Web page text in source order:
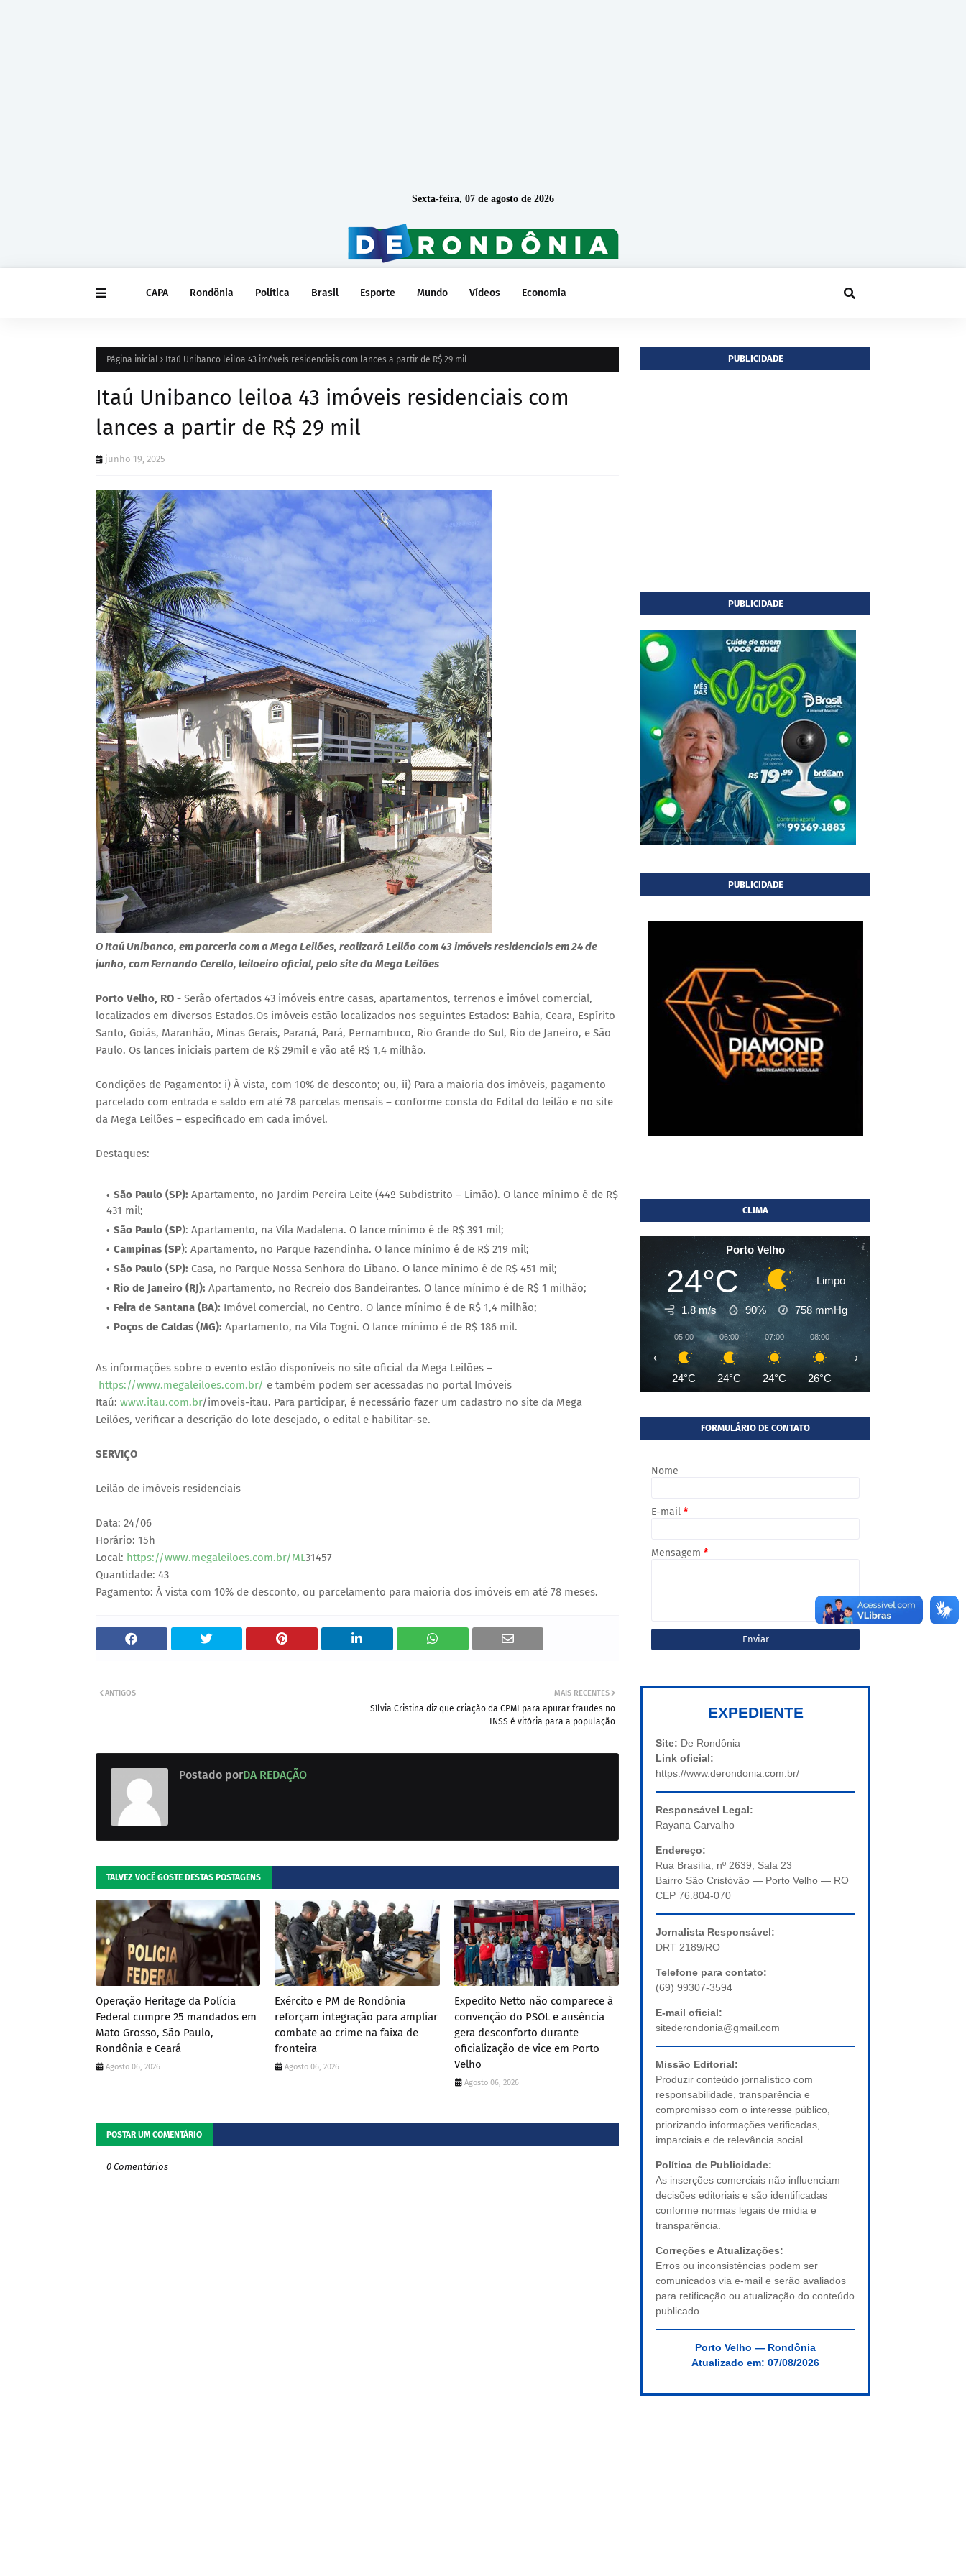
Sexta-feira, 07 de agosto de 2026
CAPA Rondônia Política Brasil Esporte Mundo Vídeos Economia
Página inicial Itaú Unibanco leiloa 43 imóveis residenciais com lances a partir de R$ 29 mil
Itaú Unibanco leiloa 43 imóveis residenciais com
lances a partir de R$ 29 mil
junho 19, 2025
O Itaú Unibanco, em parceria com a Mega Leilões, realizará Leilão com 43 imóveis residenciais em 24 de
junho, com Fernando Cerello, leiloeiro oficial, pelo site da Mega Leilões
Porto Velho, RO - Serão ofertados 43 imóveis entre casas, apartamentos, terrenos e imóvel comercial,
localizados em diversos Estados.Os imóveis estão localizados nos seguintes Estados: Bahia, Ceara, Espírito
Santo, Goiás, Maranhão, Minas Gerais, Paraná, Pará, Pernambuco, Rio Grande do Sul, Rio de Janeiro, e São
Paulo. Os lances iniciais partem de R$ 29mil e vão até R$ 1,4 milhão.
Condições de Pagamento: i) À vista, com 10% de desconto; ou, ii) Para a maioria dos imóveis, pagamento
parcelado com entrada e saldo em até 78 parcelas mensais – conforme consta do Edital do leilão e no site
da Mega Leilões – especificado em cada imóvel.
Destaques:
São Paulo (SP): Apartamento, no Jardim Pereira Leite (44º Subdistrito – Limão). O lance mínimo é de R$
431 mil;
São Paulo (SP): Apartamento, na Vila Madalena. O lance mínimo é de R$ 391 mil;
Campinas (SP): Apartamento, no Parque Fazendinha. O lance mínimo é de R$ 219 mil;
São Paulo (SP): Casa, no Parque Nossa Senhora do Líbano. O lance mínimo é de R$ 451 mil;
Rio de Janeiro (RJ): Apartamento, no Recreio dos Bandeirantes. O lance mínimo é de R$ 1 milhão;
Feira de Santana (BA): Imóvel comercial, no Centro. O lance mínimo é de R$ 1,4 milhão;
Poços de Caldas (MG): Apartamento, na Vila Togni. O lance mínimo é de R$ 186 mil.
As informações sobre o evento estão disponíveis no site oficial da Mega Leilões –
https://www.megaleiloes.com.br/ e também podem ser acessadas no portal Imóveis
Itaú: www.itau.com.br/imoveis-itau. Para participar, é necessário fazer um cadastro no site da Mega
Leilões, verificar a descrição do lote desejado, o edital e habilitar-se.
SERVIÇO
Leilão de imóveis residenciais
Data: 24/06
Horário: 15h
Local: https://www.megaleiloes.com.br/ML31457
Quantidade: 43
Pagamento: À vista com 10% de desconto, ou parcelamento para maioria dos imóveis em até 78 meses.
MAIS RECENTES
Sílvia Cristina diz que criação da CPMI para apurar fraudes no
INSS é vitória para a população
ANTIGOS
Postado porDA REDAÇÃO
TALVEZ VOCÊ GOSTE DESTAS POSTAGENS
Operação Heritage da Polícia
Federal cumpre 25 mandados em
Mato Grosso, São Paulo,
Rondônia e Ceará
Agosto 06, 2026
Exército e PM de Rondônia
reforçam integração para ampliar
combate ao crime na faixa de
fronteira
Agosto 06, 2026
Expedito Netto não comparece à
convenção do PSOL e ausência
gera desconforto durante
oficialização de vice em Porto
Velho
Agosto 06, 2026
POSTAR UM COMENTÁRIO
0 Comentários
PUBLICIDADE
PUBLICIDADE
PUBLICIDADE
CLIMA
Porto Velho
24°C Limpo
1.8 m/s 90% 758 mmHg
05:00
24°C
06:00
24°C
07:00
24°C
08:00
26°C
‹ ›
FORMULÁRIO DE CONTATO
Nome
E-mail *
Mensagem *
EXPEDIENTE
Site: De Rondônia
Link oficial:
https://www.derondonia.com.br/
Responsável Legal:
Rayana Carvalho
Endereço:
Rua Brasília, nº 2639, Sala 23
Bairro São Cristóvão — Porto Velho — RO
CEP 76.804-070
Jornalista Responsável:
DRT 2189/RO
Telefone para contato:
(69) 99307-3594
E-mail oficial:
sitederondonia@gmail.com
Missão Editorial:
Produzir conteúdo jornalístico com
responsabilidade, transparência e
compromisso com o interesse público,
priorizando informações verificadas,
imparciais e de relevância social.
Política de Publicidade:
As inserções comerciais não influenciam
decisões editoriais e são identificadas
conforme normas legais de mídia e
transparência.
Correções e Atualizações:
Erros ou inconsistências podem ser
comunicados via e-mail e serão avaliados
para retificação ou atualização do conteúdo
publicado.
Porto Velho — Rondônia
Atualizado em: 07/08/2026